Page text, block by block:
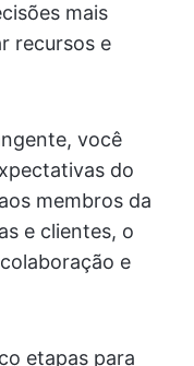
mais
recursos e
você
do
membros da
e clientes, o
e
etapas para